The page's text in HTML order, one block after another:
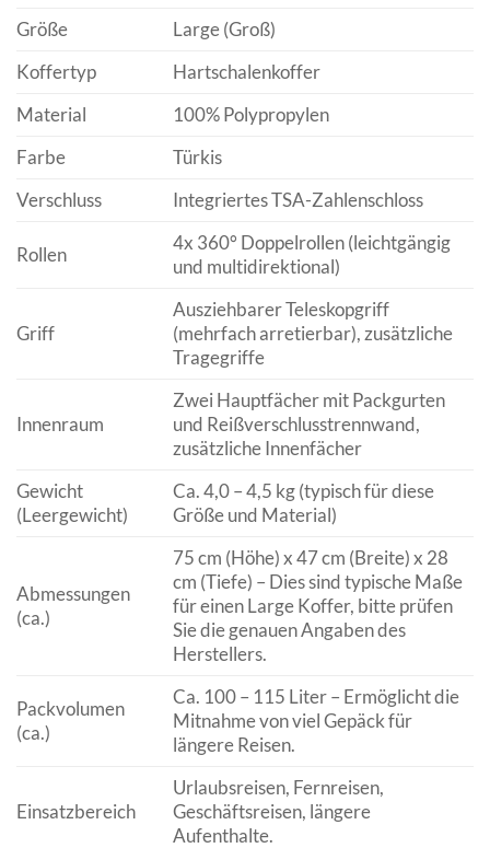
Größe
Large (Groß)
Koffertyp
Hartschalenkoffer
Material
100% Polypropylen
Farbe
Türkis
Verschluss
Integriertes TSA-Zahlenschloss
Rollen
4x 360° Doppelrollen (leichtgängig
und multidirektional)
Griff
Ausziehbarer Teleskopgriff
(mehrfach arretierbar), zusätzliche
Tragegriffe
Innenraum
Zwei Hauptfächer mit Packgurten
und Reißverschlusstrennwand,
zusätzliche Innenfächer
Gewicht
(Leergewicht)
Ca. 4,0 – 4,5 kg (typisch für diese
Größe und Material)
Abmessungen
(ca.)
75 cm (Höhe) x 47 cm (Breite) x 28
cm (Tiefe) – Dies sind typische Maße
für einen Large Koffer, bitte prüfen
Sie die genauen Angaben des
Herstellers.
Packvolumen
(ca.)
Ca. 100 – 115 Liter – Ermöglicht die
Mitnahme von viel Gepäck für
längere Reisen.
Einsatzbereich
Urlaubsreisen, Fernreisen,
Geschäftsreisen, längere
Aufenthalte.